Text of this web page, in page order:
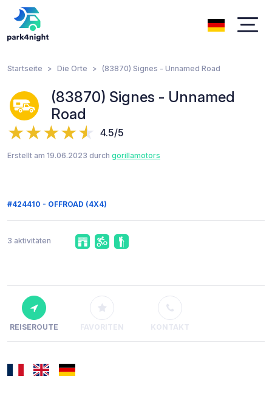
Startseite Die Orte (83870) Signes - Unnamed Road
(83870) Signes - Unnamed
Road
4.5/5
Erstellt am 19.06.2023 durch gorillamotors
#424410 - OFFROAD (4X4)
3 aktivitäten
REISEROUTE FAVORITEN KONTAKT